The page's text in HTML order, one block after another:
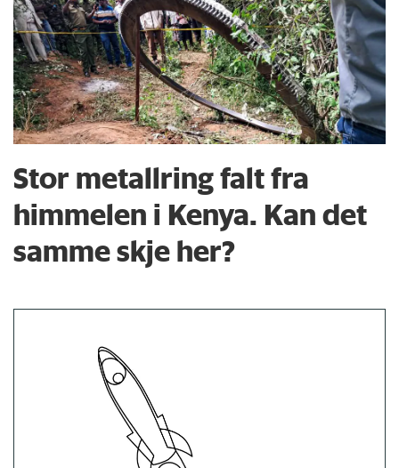
Stor metallring falt fra
himmelen i Kenya. Kan det
samme skje her?